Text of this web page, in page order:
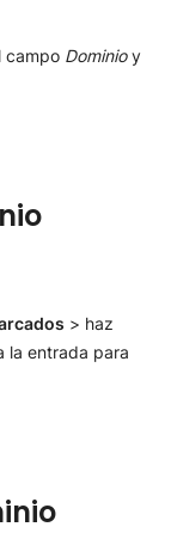
campo Dominioy
> haz
la entrada para